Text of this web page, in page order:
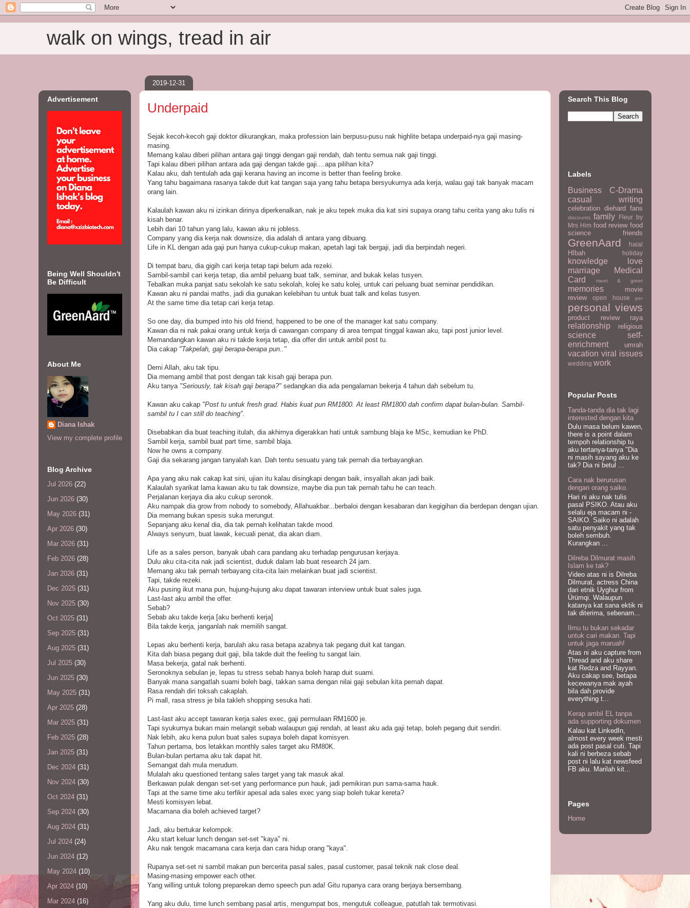
walk on wings, tread in air
2019-12-31
Underpaid
Sejak kecoh-kecoh gaji doktor dikurangkan, maka profession lain berpusu-pusu nak highlite betapa underpaid-nya gaji masing-
masing.
Memang kalau diberi pilihan antara gaji tinggi dengan gaji rendah, dah tentu semua nak gaji tinggi.
Tapi kalau diberi pilihan antara ada gaji dengan takde gaji....apa pilihan kita?
Kalau aku, dah tentulah ada gaji kerana having an income is better than feeling broke.
Yang tahu bagaimana rasanya takde duit kat tangan saja yang tahu betapa bersyukurnya ada kerja, walau gaji tak banyak macam
orang lain.
Kalaulah kawan aku ni izinkan dirinya diperkenalkan, nak je aku tepek muka dia kat sini supaya orang tahu cerita yang aku tulis ni
kisah benar.
Lebih dari 10 tahun yang lalu, kawan aku ni jobless.
Company yang dia kerja nak downsize, dia adalah di antara yang dibuang.
Life in KL dengan ada gaji pun hanya cukup-cukup makan, apetah lagi tak bergaji, jadi dia berpindah negeri.
Di tempat baru, dia gigih cari kerja tetap tapi belum ada rezeki.
Sambil-sambil cari kerja tetap, dia ambil peluang buat talk, seminar, and bukak kelas tusyen.
Tebalkan muka panjat satu sekolah ke satu sekolah, kolej ke satu kolej, untuk cari peluang buat seminar pendidikan.
Kawan aku ni pandai maths, jadi dia gunakan kelebihan tu untuk buat talk and kelas tusyen.
At the same time dia tetap cari kerja tetap.
So one day, dia bumped into his old friend, happened to be one of the manager kat satu company.
Kawan dia ni nak pakai orang untuk kerja di cawangan company di area tempat tinggal kawan aku, tapi post junior level.
Memandangkan kawan aku ni takde kerja tetap, dia offer diri untuk ambil post tu.
Dia cakap "Takpelah, gaji berapa-berapa pun.."
Demi Allah, aku tak tipu.
Dia memang ambil that post dengan tak kisah gaji berapa pun.
Aku tanya "Seriously, tak kisah gaji berapa?" sedangkan dia ada pengalaman bekerja 4 tahun dah sebelum tu.
Kawan aku cakap "Post tu untuk fresh grad. Habis kuat pun RM1800. At least RM1800 dah confirm dapat bulan-bulan. Sambil-
sambil tu I can still do teaching".
Disebabkan dia buat teaching itulah, dia akhirnya digerakkan hati untuk sambung blaja ke MSc, kemudian ke PhD.
Sambil kerja, sambil buat part time, sambil blaja.
Now he owns a company.
Gaji dia sekarang jangan tanyalah kan. Dah tentu sesuatu yang tak pernah dia terbayangkan.
Apa yang aku nak cakap kat sini, ujian itu kalau disingkapi dengan baik, insyallah akan jadi baik.
Kalaulah syarikat lama kawan aku tu tak downsize, maybe dia pun tak pernah tahu he can teach.
Perjalanan kerjaya dia aku cukup seronok.
Aku nampak dia grow from nobody to somebody, Allahuakbar...berbaloi dengan kesabaran dan kegigihan dia berdepan dengan ujian.
Dia memang bukan spesis suka merungut.
Sepanjang aku kenal dia, dia tak pernah kelihatan takde mood.
Always senyum, buat lawak, kecuali penat, dia akan diam.
Life as a sales person, banyak ubah cara pandang aku terhadap pengurusan kerjaya.
Dulu aku cita-cita nak jadi scientist, duduk dalam lab buat research 24 jam.
Memang aku tak pernah terbayang cita-cita lain melainkan buat jadi scientist.
Tapi, takde rezeki.
Aku pusing ikut mana pun, hujung-hujung aku dapat tawaran interview untuk buat sales juga.
Last-last aku ambil the offer.
Sebab?
Sebab aku takde kerja [aku berhenti kerja]
Bila takde kerja, janganlah nak memilih sangat.
Lepas aku berhenti kerja, barulah aku rasa betapa azabnya tak pegang duit kat tangan.
Kita dah biasa pegang duit gaji, bila takde duit the feeling tu sangat lain.
Masa bekerja, gatal nak berhenti.
Seronoknya sebulan je, lepas tu stress sebab hanya boleh harap duit suami.
Banyak mana sangatlah suami boleh bagi, takkan sama dengan nilai gaji sebulan kita pernah dapat.
Rasa rendah diri toksah cakaplah.
Pi mall, rasa stress je bila takleh shopping sesuka hati.
Last-last aku accept tawaran kerja sales exec, gaji permulaan RM1600 je.
Tapi syukurnya bukan main melangit sebab walaupun gaji rendah, at least aku ada gaji tetap, boleh pegang duit sendiri.
Nak lebih, aku kena pulun buat sales supaya boleh dapat komisyen.
Tahun pertama, bos letakkan monthly sales target aku RM80K.
Bulan-bulan pertama aku tak dapat hit.
Semangat dah mula merudum.
Mulalah aku questioned tentang sales target yang tak masuk akal.
Berkawan pulak dengan set-set yang performance pun hauk, jadi pemikiran pun sama-sama hauk.
Tapi at the same time aku terfikir apesal ada sales exec yang siap boleh tukar kereta?
Mesti komisyen lebat.
Macamana dia boleh achieved target?
Jadi, aku bertukar kelompok.
Aku start keluar lunch dengan set-set "kaya" ni.
Aku nak tengok macamana cara kerja dan cara hidup orang "kaya".
Rupanya set-set ni sambil makan pun bercerita pasal sales, pasal customer, pasal teknik nak close deal.
Masing-masing empower each other.
Yang willing untuk tolong preparekan demo speech pun ada! Gitu rupanya cara orang berjaya bersembang.
Yang aku dulu, time lunch sembang pasal artis, mengumpat bos, mengutuk colleague, patutlah tak termotivasi.
Advertisement
Being Well Shouldn't
Be Difficult
About Me
Diana Ishak
View my complete profile
Blog Archive
Jul 2026 (22)
Jun 2026 (30)
May 2026 (31)
Apr 2026 (30)
Mar 2026 (31)
Feb 2026 (28)
Jan 2026 (31)
Dec 2025 (31)
Nov 2025 (30)
Oct 2025 (31)
Sep 2025 (31)
Aug 2025 (31)
Jul 2025 (30)
Jun 2025 (30)
May 2025 (31)
Apr 2025 (28)
Mar 2025 (31)
Feb 2025 (28)
Jan 2025 (31)
Dec 2024 (31)
Nov 2024 (30)
Oct 2024 (31)
Sep 2024 (30)
Aug 2024 (31)
Jul 2024 (24)
Jun 2024 (12)
May 2024 (10)
Apr 2024 (10)
Mar 2024 (16)
Search This Blog
Labels
Business
C-Drama
casual writing
celebration diehard fans
discounts family
Fleur by
Mrs Him food review food
science
friends
GreenAard halal
HIbah holiday
knowledge
love
marriage
Medical
Card
meet & greet
memories
movie
review
open house per
personal views
product review raya
relationship religious
science
self-
enrichment
umrah
vacation viral issues
wedding work
Popular Posts
Tanda-tanda dia tak lagi
interested dengan kita
Dulu masa belum kawen,
there is a point dalam
tempoh relationship tu
aku tertanya-tanya "Dia
ni masih sayang aku ke
tak? Dia ni betul ...
Cara nak berurusan
dengan orang saiko.
Hari ni aku nak tulis
pasal PSIKO. Atau aku
selalu eja macam ni -
SAIKO. Saiko ni adalah
satu penyakit yang tak
boleh sembuh.
Kurangkan ...
Dilreba Dilmurat masih
Islam ke tak?
Video atas ni is Dilreba
Dilmurat, actress China
dari etnik Uyghur from
Ürümqi. Walaupun
katanya kat sana ektik ni
tak diterima, sebenarn...
Ilmu tu bukan sekadar
untuk cari makan. Tapi
untuk jaga maruah!
Atas ni aku capture from
Thread and aku share
kat Redza and Rayyan.
Aku cakap see, betapa
kecewanya mak ayah
bila dah provide
everything t...
Kerap ambil EL tanpa
ada supporting dokumen
Kalau kat LinkedIn,
almost every week mesti
ada post pasal cuti. Tapi
kali ni berbeza sebab
post ni lalu kat newsfeed
FB aku. Marilah kit...
Pages
Home